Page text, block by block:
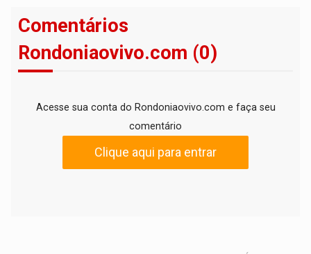
Comentários
Rondoniaovivo.com (0)
Acesse sua conta do Rondoniaovivo.com e faça seu
comentário
Clique aqui para entrar